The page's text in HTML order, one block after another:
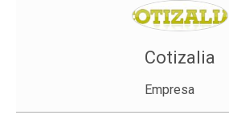
Cotizalia
Empresa